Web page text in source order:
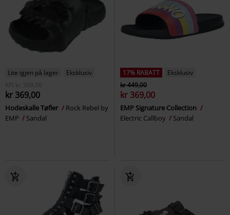
Lite igjen på lager
Eksklusiv
KPI
kr 399,00
kr 369,00
Hodeskalle Tøfler
Rock Rebel by
EMP
Sandal
17% RABATT
Eksklusiv
kr 449,00
kr 369,00
EMP Signature Collection
Electric Callboy
Sandal